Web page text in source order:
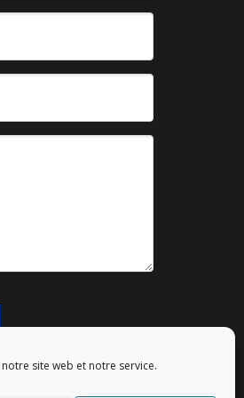
site web et notre service.